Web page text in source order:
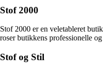
Stof 2000
Stof 2000 er en veletableret
roser butikkens professionelle
Stof og Stil